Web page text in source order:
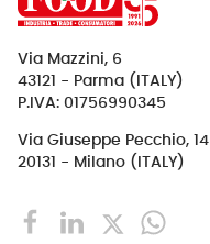
Via Mazzini, 6
43121 - Parma (ITALY)
P.IVA: 01756990345
Via Giuseppe Pecchio, 14
20131 - Milano (ITALY)